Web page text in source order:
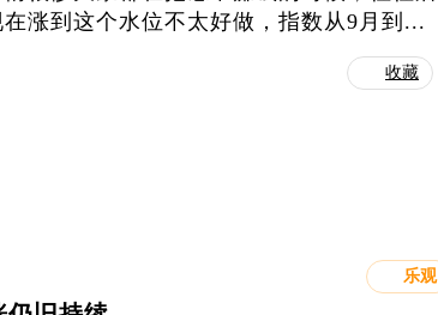
涨到这个水位不太好做，指数从9月到...
收藏
乐观